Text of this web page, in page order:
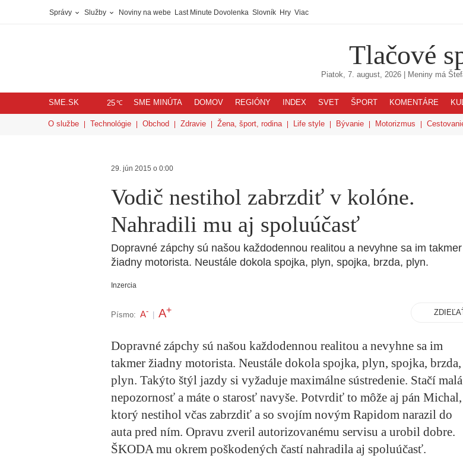
Správy Služby Noviny na webe Last Minute Dovolenka Slovník Hry Viac
Tlačové
Piatok, 7. august, 2026 | Meniny má
SME.SK 25℃ SME MINÚTA DOMOV REGIÓNY INDEX SVET ŠPORT KOMENTÁRE
O službe Technológie Obchod Zdravie Žena, šport, rodina Life style Bývanie Motorizmus
29. jún 2015 o 0:00
Vodič nestihol zabrzdiť v kolóne.
Nahradili mu aj spoluúčasť
Dopravné zápchy sú našou každodennou realitou a nevyhne sa im takmer
žiadny motorista. Neustále dokola spojka, plyn, spojka, brzda, plyn.
Inzercia
Písmo: A- A+
Dopravné zápchy sú našou každodennou realitou a nevyhne sa im
takmer žiadny motorista. Neustále dokola spojka, plyn, spojka, brzda,
plyn. Takýto štýl jazdy si vyžaduje maximálne sústredenie. Stačí malá
nepozornosť a máte o starosť navyše. Potvrdiť to môže aj pán Michal,
ktorý nestihol včas zabrzdiť a so svojím novým Rapidom narazil do
auta pred ním. Opravu zveril autorizovanému servisu a urobil dobre.
ŠKODA mu okrem poškodených častí nahradila aj spoluúčasť.